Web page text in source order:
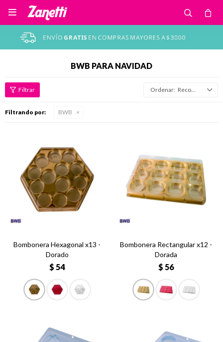

BWB PARA NAVIDAD
Recomendados
Filtrando por: BWB
Bombonera Hexagonal x13 -
Dorado
$ 54
Bombonera Rectangular x12 -
Dorada
$ 56